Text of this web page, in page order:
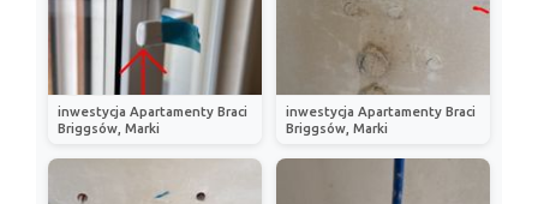
inwestycja Apartamenty Braci
Briggsów, Marki
inwestycja Apartamenty Braci
Briggsów, Marki